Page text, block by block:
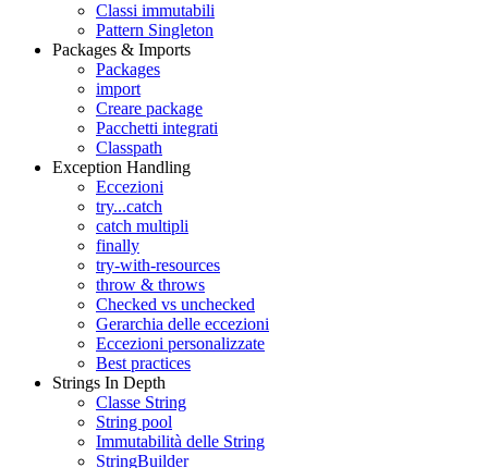
Classi immutabili
Pattern Singleton
Packages & Imports
Packages
import
Creare package
Pacchetti integrati
Classpath
Exception Handling
Eccezioni
try...catch
catch multipli
finally
try-with-resources
throw & throws
Checked vs unchecked
Gerarchia delle eccezioni
Eccezioni personalizzate
Best practices
Strings In Depth
Classe String
String pool
Immutabilità delle String
StringBuilder